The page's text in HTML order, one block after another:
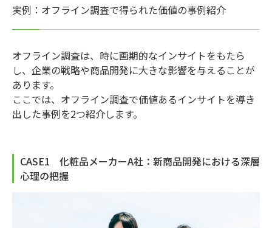
実例：オフライン調査で得られた価値の事例紹介
オフライン調査は、時に画期的なインサイトをもたら
し、企業の戦略や商品開発に大きな影響を与えることが
あります。
ここでは、オフライン調査で価値あるインサイトを導き
出した事例を2つ紹介します。
CASE1 化粧品メーカーA社：新商品開発における深層
心理の把握